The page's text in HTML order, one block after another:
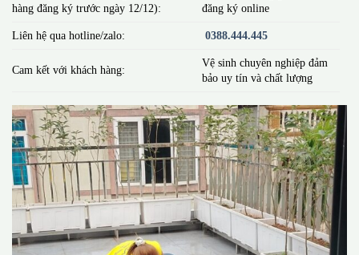
hàng đăng ký trước ngày 12/12):
đăng ký online
Liên hệ qua hotline/zalo: 0388.444.445
Cam kết với khách hàng:
Vệ sinh chuyên nghiệp đảm
bảo uy tín và chất lượng